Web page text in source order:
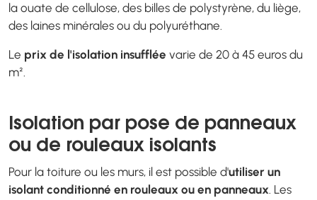
la ouate de cellulose, des billes de polystyrène, du liège,
des laines minérales ou du polyuréthane.
Le prix de l'isolation insufflée varie de 20 à 45 euros du
m².
Isolation par pose de panneaux
ou de rouleaux isolants
Pour la toiture ou les murs, il est possible d'utiliser un
isolant conditionné en rouleaux ou en panneaux. Les